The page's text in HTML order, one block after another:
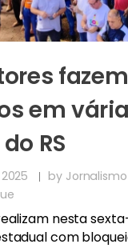
fazem
em
RS
by Jornalismo
nesta
com